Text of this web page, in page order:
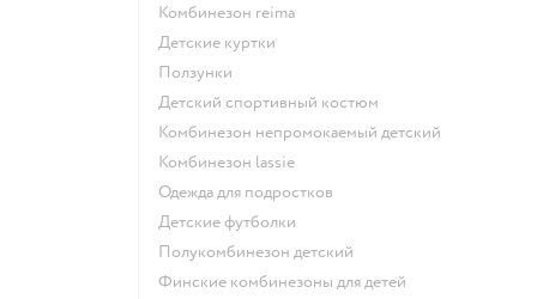
Комбинезон reima
Детские куртки
Ползунки
Детский спортивный костюм
Комбинезон непромокаемый детский
Комбинезон lassie
Одежда для подростков
Детские футболки
Полукомбинезон детский
Финские комбинезоны для детей